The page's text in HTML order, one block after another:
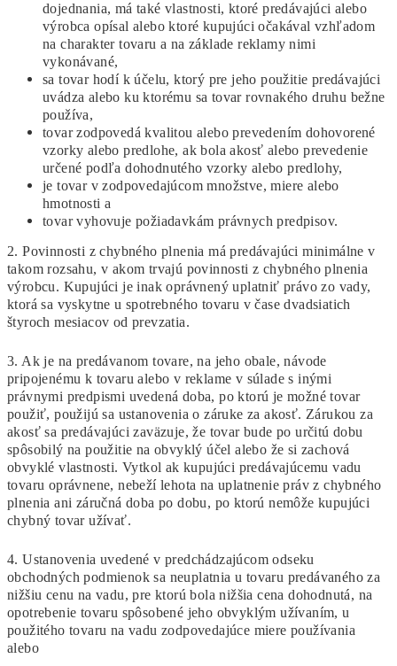
dojednania, má také vlastnosti, ktoré predávajúci alebo
výrobca opísal alebo ktoré kupujúci očakával vzhľadom
na charakter tovaru a na základe reklamy nimi
vykonávané,
sa tovar hodí k účelu, ktorý pre jeho použitie predávajúci
uvádza alebo ku ktorému sa tovar rovnakého druhu bežne
používa,
tovar zodpovedá kvalitou alebo prevedením dohovorené
vzorky alebo predlohe, ak bola akosť alebo prevedenie
určené podľa dohodnutého vzorky alebo predlohy,
je tovar v zodpovedajúcom množstve, miere alebo
hmotnosti a
tovar vyhovuje požiadavkám právnych predpisov.
2. Povinnosti z chybného plnenia má predávajúci minimálne v
takom rozsahu, v akom trvajú povinnosti z chybného plnenia
výrobcu. Kupujúci je inak oprávnený uplatniť právo zo vady,
ktorá sa vyskytne u spotrebného tovaru v čase dvadsiatich
štyroch mesiacov od prevzatia.
3. Ak je na predávanom tovare, na jeho obale, návode
pripojenému k tovaru alebo v reklame v súlade s inými
právnymi predpismi uvedená doba, po ktorú je možné tovar
použiť, použijú sa ustanovenia o záruke za akosť. Zárukou za
akosť sa predávajúci zaväzuje, že tovar bude po určitú dobu
spôsobilý na použitie na obvyklý účel alebo že si zachová
obvyklé vlastnosti. Vytkol ak kupujúci predávajúcemu vadu
tovaru oprávnene, nebeží lehota na uplatnenie práv z chybného
plnenia ani záručná doba po dobu, po ktorú nemôže kupujúci
chybný tovar užívať.
4. Ustanovenia uvedené v predchádzajúcom odseku
obchodných podmienok sa neuplatnia u tovaru predávaného za
nižšiu cenu na vadu, pre ktorú bola nižšia cena dohodnutá, na
opotrebenie tovaru spôsobené jeho obvyklým užívaním, u
použitého tovaru na vadu zodpovedajúce miere používania
alebo